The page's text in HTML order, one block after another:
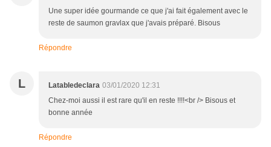
Une super idée gourmande ce que j'ai fait également avec le
reste de saumon gravlax que j'avais préparé. Bisous
Répondre
L Latabledeclara 03/01/2020 12:31
Chez-moi aussi il est rare qu'il en reste !!!!<br /> Bisous et
bonne année
Répondre